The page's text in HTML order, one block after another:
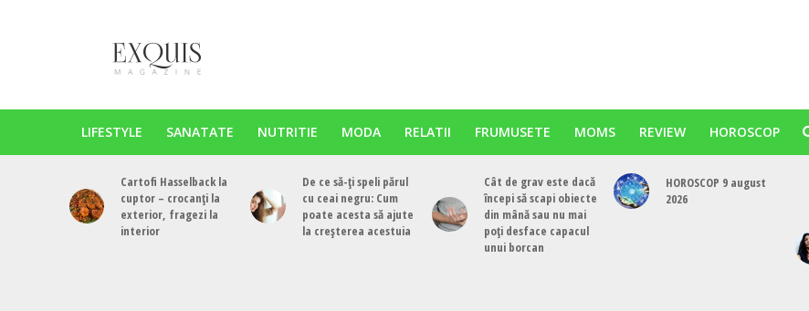
LIFESTYLE SANATATE NUTRITIE MODA RELATII FRUMUSETE MOMS REVIEW HOROSCOP
Cartofi Hasselback la
cuptor – crocanți la
exterior, fragezi la
interior
De ce să-ți speli părul
cu ceai negru: Cum
poate acesta să ajute
la creșterea acestuia
Cât de grav este dacă
începi să scapi obiecte
din mână sau nu mai
poți desface capacul
unui borcan
HOROSCOP 9 august
2026